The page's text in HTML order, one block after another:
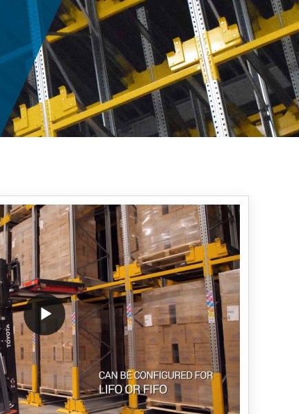
/block/textandmediablock/playvideo.Localize())